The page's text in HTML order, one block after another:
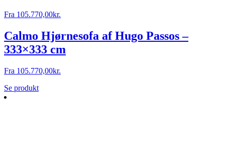
Fra 105.770,00kr.
Calmo Hjørnesofa af Hugo Passos –
333×333 cm
Fra 105.770,00kr.
Se produkt